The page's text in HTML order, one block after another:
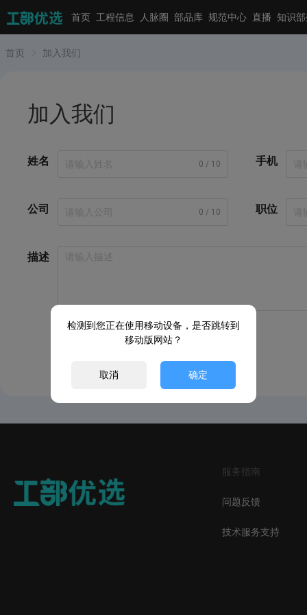
首页 工程信息 人脉圈 部品库 规范中心 直播 知识
首页 加入我们
加入我们
姓名 0 / 10 手机
公司 0 / 10 职位
描述
服务指南
问题反馈
技术服务支持
检测到您正在使用移动设备，是否跳转到
移动版网站？
取消 确定